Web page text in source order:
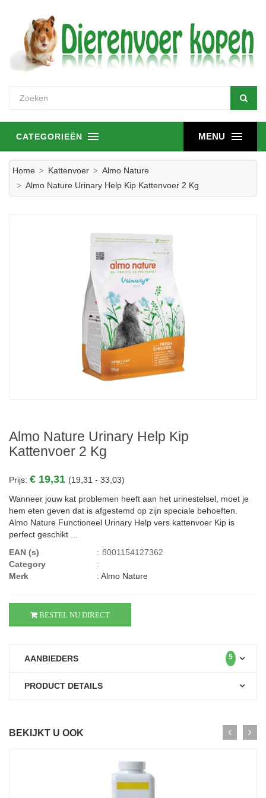
MENU
CATEGORIEËN
Home Kattenvoer
Almo Nature
Almo Nature Urinary Help Kip Kattenvoer 2 Kg
Almo Nature Urinary Help Kip
Kattenvoer 2 Kg
Prijs: € 19,31 (19,31 - 33,03)
Wanneer jouw kat problemen heeft aan het urinestelsel, moet je
hem eten geven dat is afgestemd op zijn speciale behoeften.
Almo Nature Functioneel Urinary Help vers kattenvoer Kip is
perfect geschikt ...
EAN (s)
: 8001154127362
Category
:
Merk
: Almo Nature
BESTEL NU DIRECT
AANBIEDERS 5
PRODUCT DETAILS
BEKIJKT U OOK